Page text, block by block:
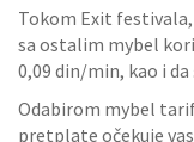
Tokom Exit
sa ostalim mybel
0,09 din/min, kao i
Odabirom mybel
pretplate očekuje